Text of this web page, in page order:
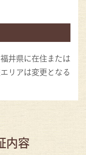
井県に在住または
リアは変更となる
内容